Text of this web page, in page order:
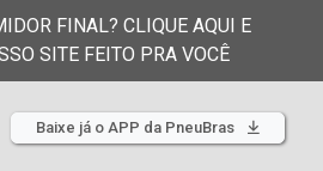
FINAL? CLIQUE AQUI E
SITE FEITO PRA VOCÊ
Baixe já o APP da PneuBras